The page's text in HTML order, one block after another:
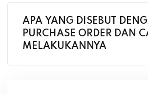
APA YANG DISEBUT
PURCHASE ORDER DAN
MELAKUKANNYA